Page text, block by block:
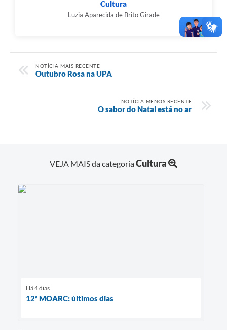
Cultura
Luzia Aparecida de Brito Girade
NOTÍCIA MAIS RECENTE
Outubro Rosa na UPA
NOTÍCIA MENOS RECENTE
O sabor do Natal está no ar
VEJA MAIS da categoriaCultura
Há 4 dias
12ª MOARC: últimos dias